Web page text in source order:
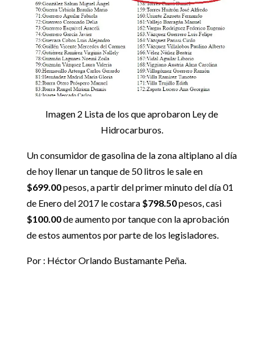
Imagen 2 Lista de los que aprobaron Ley de
Hidrocarburos.
Un consumidor de gasolina de la zona altiplano al día
de hoy llenar un tanque de 50 litros le sale en
$699.00pesos, a partir del primer minuto del día 01
de Enero del 2017 le costara $798.50pesos, casi
$100.00de aumento por tanque con la aprobación
de estos aumentos por parte de los legisladores.
Por : Héctor Orlando Bustamante Peña.